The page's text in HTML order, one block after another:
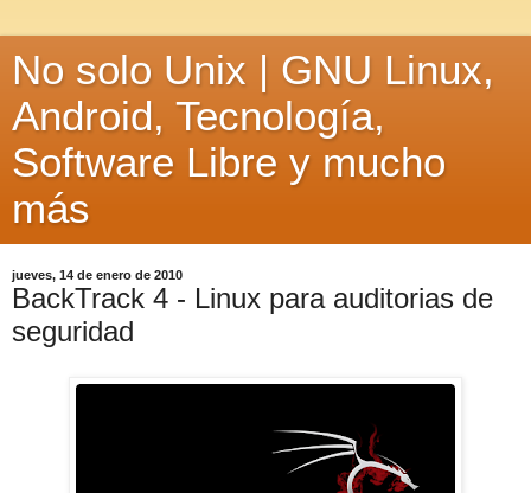
No solo Unix | GNU Linux,
Android, Tecnología,
Software Libre y mucho
más
jueves, 14 de enero de 2010
BackTrack 4 - Linux para auditorias de
seguridad